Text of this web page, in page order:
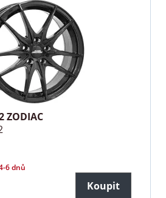
ZODIAC
6 dnů
Koupit